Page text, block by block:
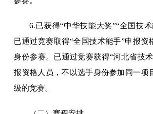
6.已获得“中华技能大奖”“全国技
已通过竞赛取得“全国技术能手”申报资
身份参赛。已通过竞赛获得“河北省技
报资格人员，不以选手身份参加同一项
级的竞赛。